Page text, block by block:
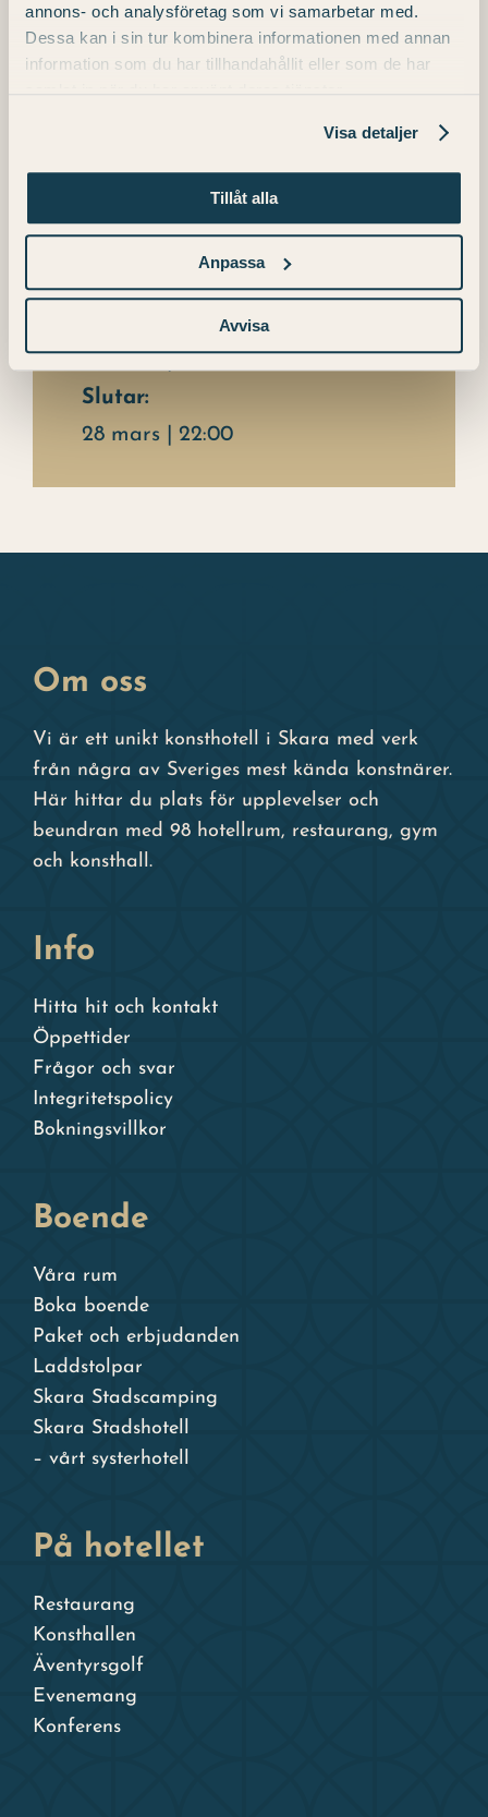
annons- och analysföretag som vi samarbetar med.
Dessa kan i sin tur kombinera informationen med annan
information som du har tillhandahållit eller som de har
Visa detaljer
Tillåt alla
Anpassa
Avvisa
The Brunch Exhibit
Quiz med Peter
Inhammar
Detaljer
23 mars | 17:00
Slutar:
28 mars | 22:00
Om oss
Vi är ett unikt konsthotell i Skara med verk
från några av Sveriges mest kända konstnärer.
Här hittar du plats för upplevelser och
beundran med 98 hotellrum, restaurang, gym
och konsthall.
Info
Hitta hit och kontakt
Öppettider
Frågor och svar
Integritetspolicy
Bokningsvillkor
Boende
Våra rum
Boka boende
Paket och erbjudanden
Laddstolpar
Skara Stadscamping
Skara Stadshotell
– vårt systerhotell
På hotellet
Restaurang
Konsthallen
Äventyrsgolf
Evenemang
Konferens